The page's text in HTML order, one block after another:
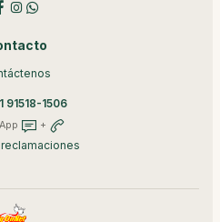
91518-1506
+